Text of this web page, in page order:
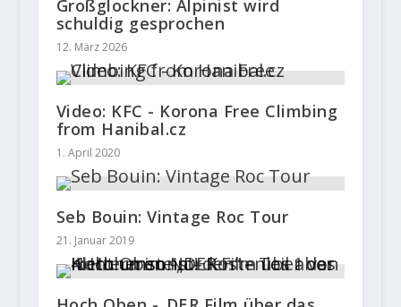
Großglockner: Alpinist wird
schuldig gesprochen
12. März 2026
Video: KFC - Korona Free Climbing
from Hanibal.cz
1. April 2020
Seb Bouin: Vintage Roc Tour
21. Januar 2019